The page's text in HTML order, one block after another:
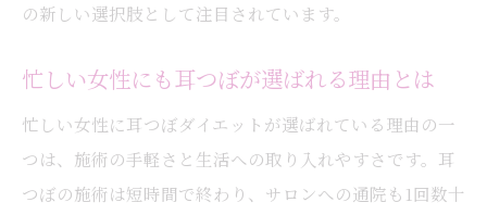
の新しい選択肢として注目されています。
忙しい女性にも耳つぼが選ばれる理由とは
忙しい女性に耳つぼダイエットが選ばれている理由の一
つは、施術の手軽さと生活への取り入れやすさです。耳
つぼの施術は短時間で終わり、サロンへの通院も1回数十